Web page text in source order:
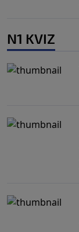
N1 KVIZ